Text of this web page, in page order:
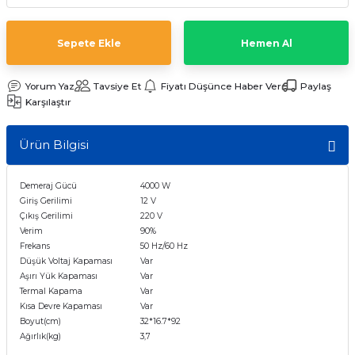
Multi Busbar Güneş Panelleri
Güneş Panelleri
Yaşam Serisi Güneş Panelleri
Half-Cut Multi Busbar Güneş
Half-Cut Multi Busbar Güneş
Hibrit İnverter
Sepete Ekle Hemen Al
Yorum Yaz Tavsiye Et Fiyatı Düşünce Haber Ver
Paylaş
Karşılaştır
Ürün Bilgisi
Demeraj Gücü
4000 W
Giriş Gerilimi
12 V
Çıkış Gerilimi
220 V
Verim
90%
Frekans
50 Hz/60 Hz
Düşük Voltaj Kapaması
Var
Aşırı Yük Kapaması
Var
Termal Kapama
Var
Kısa Devre Kapaması
Var
Boyut(cm)
32*16.7*92
Ağırlık(kg)
3,7